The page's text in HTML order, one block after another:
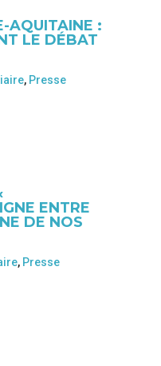
AQUITAINE :
LE DÉBAT
, Presse
ENTRE
DE NOS
, Presse